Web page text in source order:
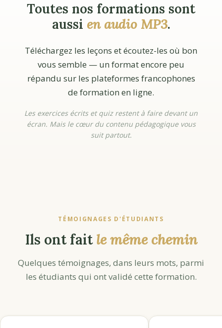
Toutes nos formations sont
aussi en audio MP3.
Téléchargez les leçons et écoutez-les où bon
vous semble — un format encore peu
répandu sur les plateformes francophones
de formation en ligne.
Les exercices écrits et quiz restent à faire devant un
écran. Mais le cœur du contenu pédagogique vous
suit partout.
TÉMOIGNAGES D'ÉTUDIANTS
Ils ont faitle même chemin
Quelques témoignages, dans leurs mots, parmi
les étudiants qui ont validé cette formation.